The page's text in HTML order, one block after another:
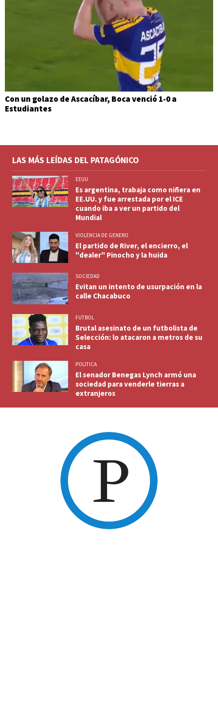
Con un golazo de Ascacíbar, Boca venció 1-0 a
Estudiantes
LAS MÁS LEÍDAS DEL PATAGÓNICO
EEUU
Es argentina, trabaja como niñera en
EE.UU. y fue arrestada por el ICE
cuando iba a ver un partido del
Mundial
VIOLENCIA DE GENERO
El partido de River, el encierro, el
"dealer" Pinocho y la huida
SOCIEDAD
Evitan un intento de usurpación en la
calle Chacabuco
FUTBOL
Brutal asesinato de un futbolista de
Selección: lo atacaron a metros de su
casa
POLITICA
El senador Benegas Lynch armó una
sociedad para venderle tierras a
extranjeros